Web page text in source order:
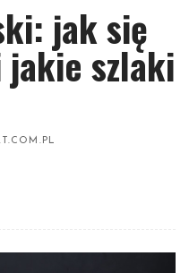
jak się
szlaki